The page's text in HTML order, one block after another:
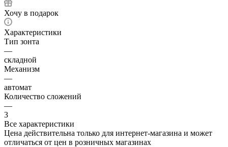
Хочу в подарок
Характеристики
Тип зонта
—
складной
Механизм
—
автомат
Количество сложений
—
3
Все характеристики
Цена действительна только для интернет-магазина и может
отличаться от цен в розничных магазинах